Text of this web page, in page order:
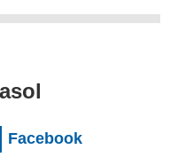
Facebook(external